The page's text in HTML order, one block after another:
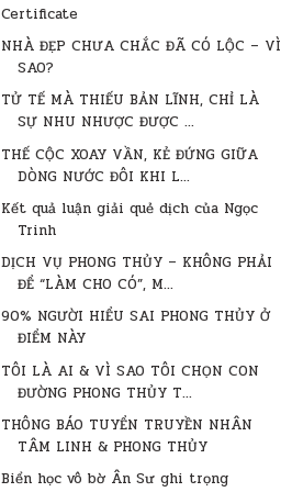
Certificate
NHÀ ĐẸP CHƯA CHẮC ĐÃ CÓ LỘC – VÌ
SAO?
TỬ TẾ MÀ THIẾU BẢN LĨNH, CHỈ LÀ
SỰ NHU NHƯỢC ĐƯỢC ...
THẾ CỘC XOAY VẦN, KẺ ĐỨNG GIỮA
DÒNG NƯỚC ĐÔI KHI L...
Kết quả luận giải quẻ dịch của Ngọc
Trinh
DỊCH VỤ PHONG THỦY – KHÔNG PHẢI
ĐỂ “LÀM CHO CÓ”, M...
90% NGƯỜI HIỂU SAI PHONG THỦY Ở
ĐIỂM NÀY
TÔI LÀ AI & VÌ SAO TÔI CHỌN CON
ĐƯỜNG PHONG THỦY T...
THÔNG BÁO TUYỂN TRUYỀN NHÂN
TÂM LINH & PHONG THỦY
Biển học vô bờ Ân Sư ghi trọng